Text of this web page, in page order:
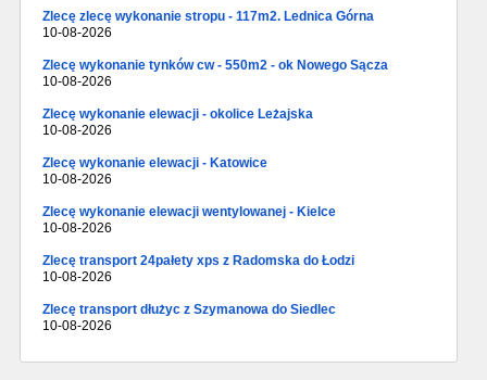
Zlecę zlecę wykonanie stropu - 117m2. Lednica Górna
10-08-2026
Zlecę wykonanie tynków cw - 550m2 - ok Nowego Sącza
10-08-2026
Zlecę wykonanie elewacji - okolice Leżajska
10-08-2026
Zlecę wykonanie elewacji - Katowice
10-08-2026
Zlecę wykonanie elewacji wentylowanej - Kielce
10-08-2026
Zlecę transport 24pałety xps z Radomska do Łodzi
10-08-2026
Zlecę transport dłużyc z Szymanowa do Siedlec
10-08-2026